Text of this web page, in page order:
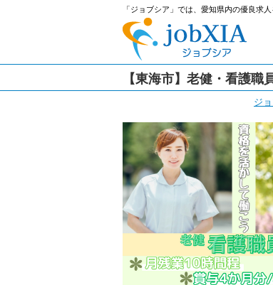
「ジョブシア」では、愛知県内の優良求
【東海市】老健・看護
ジ